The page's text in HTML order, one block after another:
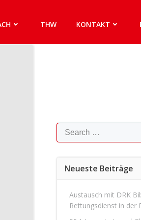
THW KONTAKT
Search
for:
Neueste Beiträge
Austausch mit DRK
Rettungsdienst in der